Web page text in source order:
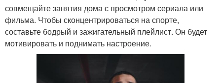
совмещайте занятия дома с просмотром сериала или
фильма. Чтобы сконцентрироваться на спорте,
составьте бодрый и зажигательный плейлист. Он будет
мотивировать и поднимать настроение.